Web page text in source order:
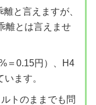
と言えますが、
離とは言えませ
＝0.15円）、H4
ます。
トのままでも問